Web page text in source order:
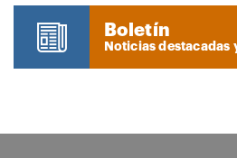
Boletín
Noticias destacadas